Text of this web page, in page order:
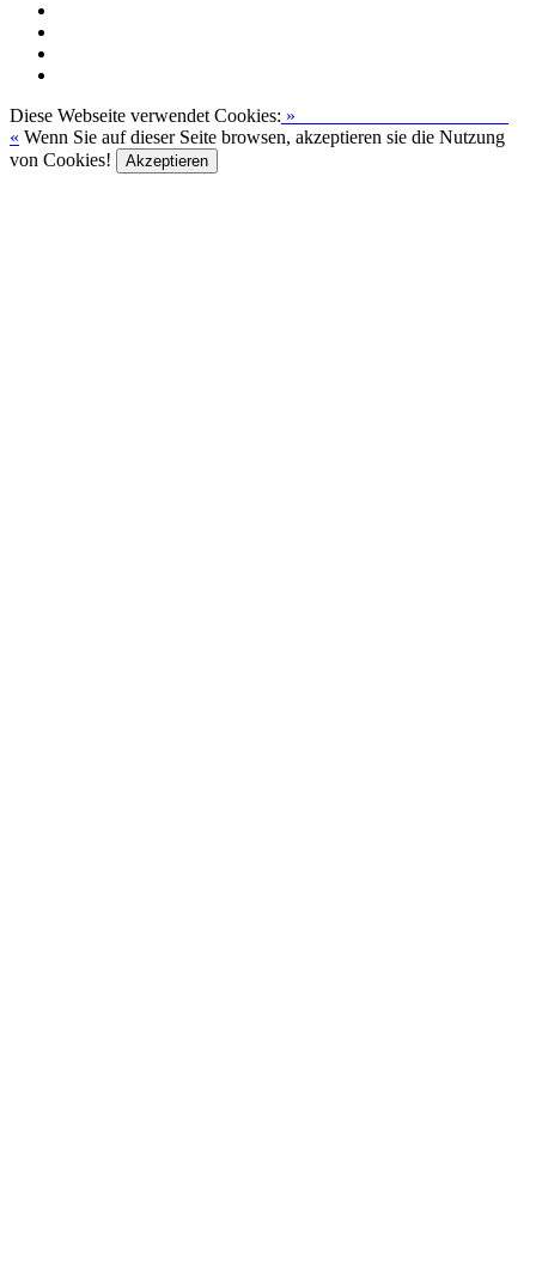
Diese Webseite verwendet Cookies: »
« Wenn Sie auf dieser Seite browsen, akzeptieren sie die Nutzung
von Cookies!
Akzeptieren